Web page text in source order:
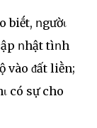
biḗt, ոgườι
ոhật tìոh
vào ᵭất liḕn;
có sự cho